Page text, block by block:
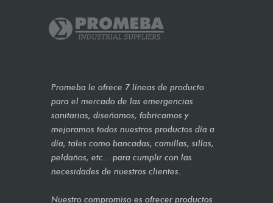
Promeba le ofrece 7 líneas de producto
para el mercado de las emergencias
sanitarias, diseñamos, fabricamos y
mejoramos todos nuestros productos día a
día, tales como bancadas, camillas, sillas,
peldaños, etc... para cumplir con las
necesidades de nuestros clientes.
Nuestro compromiso es ofrecer productos